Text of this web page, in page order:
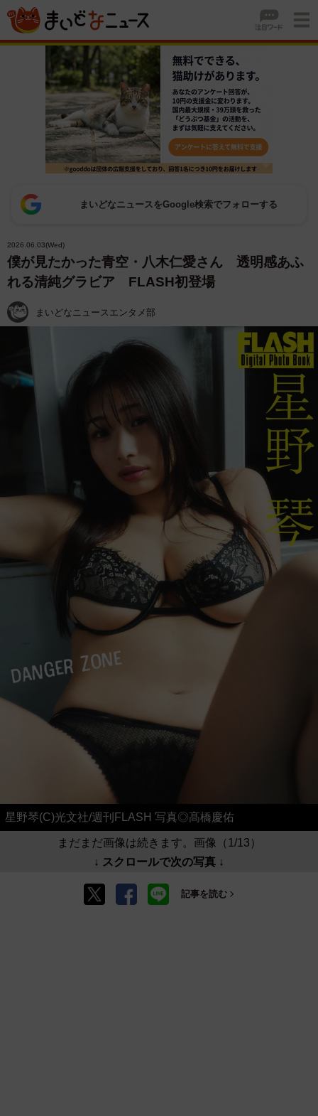
まいどなニュースをGoogle検索でフォローする
2026.06.03(Wed)
僕が見たかった青空・八木仁愛さん 透明感あふ
れる清純グラビア FLASH初登場
まいどなニュースエンタメ部
星野琴(C)光文社/週刊FLASH 写真◎髙橋慶佑
まだまだ画像は続きます。画像（1/13）
↓ スクロールで次の写真 ↓
記事を読む